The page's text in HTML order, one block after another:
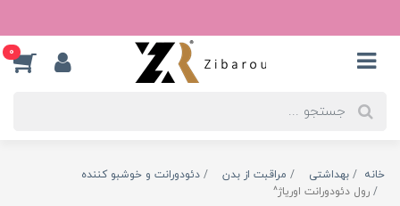
0
خانه بهداشتی مراقبت از بدن
دئودورانت و خوشبو کننده
رول دئودورانت اوریاژ^